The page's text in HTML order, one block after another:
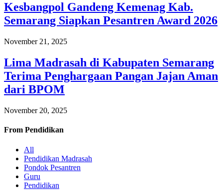
Kesbangpol Gandeng Kemenag Kab.
Semarang Siapkan Pesantren Award 2026
November 21, 2025
Lima Madrasah di Kabupaten Semarang
Terima Penghargaan Pangan Jajan Aman
dari BPOM
November 20, 2025
From Pendidikan
All
Pendidikan Madrasah
Pondok Pesantren
Guru
Pendidikan